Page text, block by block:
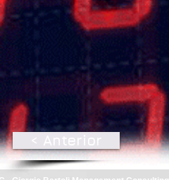
< Anterior